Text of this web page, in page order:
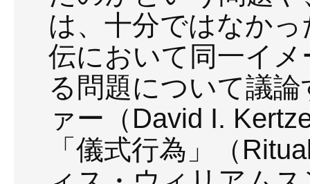
は、十分ではなか
伝において同一イ
る問題について議
ァー（David I.
「儀式行為」（